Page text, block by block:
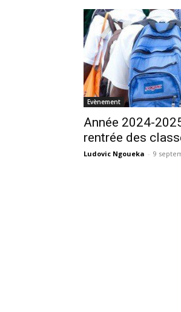
Evènement
Année 2024-
rentrée des
Ludovic Ngoueka - 9